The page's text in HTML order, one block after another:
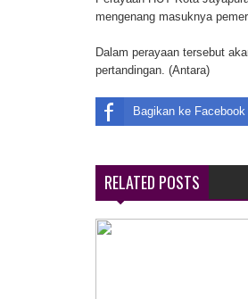
Air Terjun Memti Pesona Tersembunyi di
Pencarian Hari Keenam Korban Hanyut di Air
mengenang masuknya
Dalam perayaan tersebut
pertandingan. (Antara)
Bagikan ke Facebook
RELATED POSTS